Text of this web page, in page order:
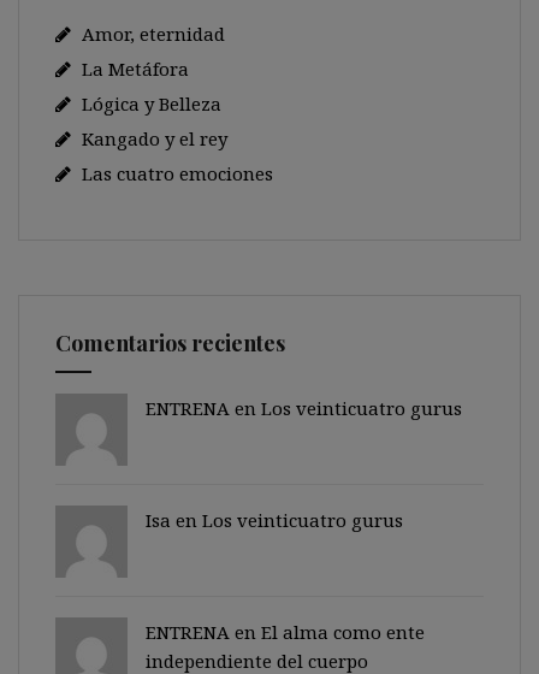
Amor, eternidad
La Metáfora
Lógica y Belleza
Kangado y el rey
Las cuatro emociones
Comentarios recientes
ENTRENA en Los veinticuatro gurus
Isa en Los veinticuatro gurus
ENTRENA en El alma como ente
independiente del cuerpo